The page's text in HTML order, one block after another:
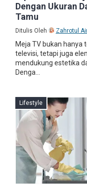
Dengan Ukuran
Tamu
Ditulis Oleh Zahrotul
Meja TV bukan
televisi, tetapi juga
mendukung estetika
Denga...
Lifestyle